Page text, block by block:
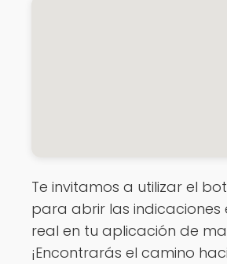
Te invitamos a utilizar el
para abrir las indicaciones
real en tu aplicación de
¡Encontrarás el camino